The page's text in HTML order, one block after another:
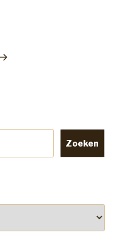
Zoeken